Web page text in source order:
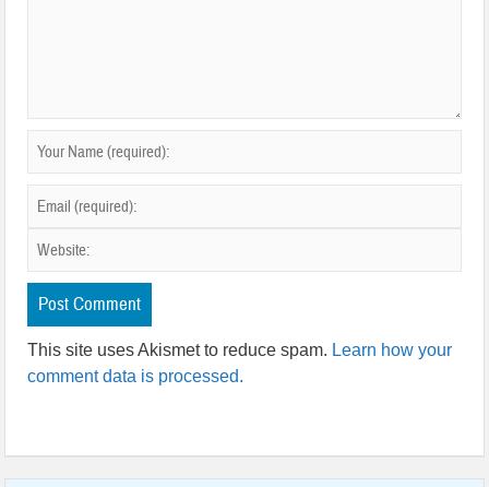
This site uses Akismet to reduce spam. Learn how your
comment data is processed.